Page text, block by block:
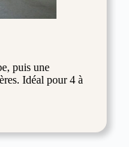
puis une
Idéal pour 4 à